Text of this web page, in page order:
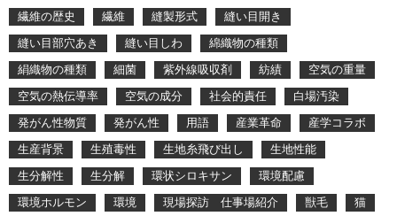
繊維の歴史
繊維 縫製形式
縫い目開き
縫い目部穴あき
縫い目しわ
綿織物の種類
絹織物の種類
細菌 紫外線吸収剤 紡績
空気の重量
空気の熱伝導率
空気の成分 社会的責任
白場汚染
発がん性物質
発がん性 用語 産業革命
産学コラボ
生産背景
生殖毒性 生地糸飛び出し
生地性能
生分解性
生分解 環状シロキサン
環境配慮
環境ホルモン
環境 現場探訪 仕事場紹介 獣毛
猫